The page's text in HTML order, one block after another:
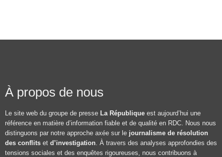
À propos de nous
Le site web du groupe de presse La République est aujourd’hui une
référence en matière d’information fiable et de qualité en RDC. Nous nous
distinguons par notre approche axée sur le journalisme de résolution
des conflits et d’investigation. À travers des analyses approfondies des
tensions sociales et des enquêtes rigoureuses, nous contribuons à